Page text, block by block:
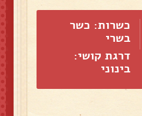
כשרות: כשר
בשרי
דרגת קושי:
בינוני